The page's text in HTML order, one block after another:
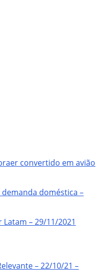
convertido em avião
doméstica –
– 29/11/2021
– 22/10/21 –